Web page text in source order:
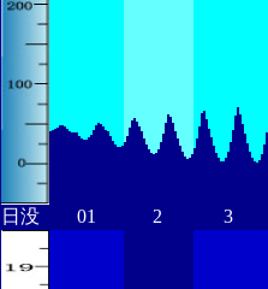
日没 01 2 3